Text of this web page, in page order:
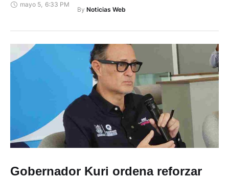
mayo 5, 6:33 PM
By Noticias Web
Gobernador Kuri ordena reforzar